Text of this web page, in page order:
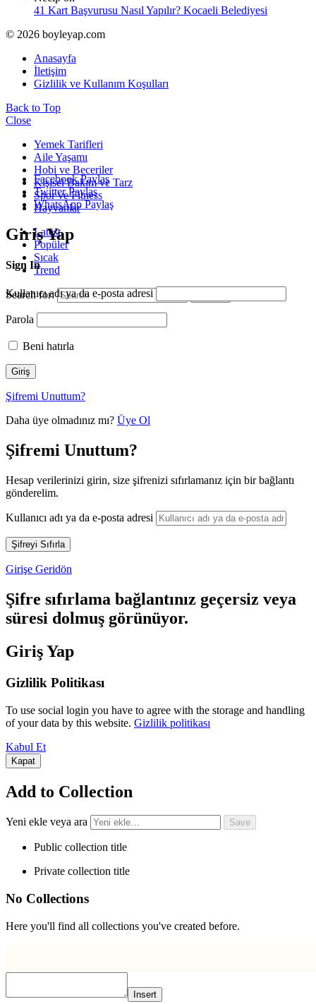
41 Kart Başvurusu Nasıl Yapılır? Kocaeli Belediyesi
© 2026 boyleyap.com
Anasayfa
İletişim
Gizlilik ve Kullanım Koşulları
Back to Top
Close
Yemek Tarifleri
Aile Yaşamı
Hobi ve Beceriler
Kişisel Bakım ve Tarz
Spor ve Fitness
Hayvanlar
Latest
Popüler
Sıcak
Trend
Search for:
Facebook Paylaş
Twitter Paylaş
WhatsApp Paylaş
Giriş Yap
Sign In
Kullanıcı adı ya da e-posta adresi
Parola
Beni hatırla
Şifremi Unuttum?
Daha üye olmadınız mı? Üye Ol
Şifremi Unuttum?
Hesap verilerinizi girin, size şifrenizi sıfırlamanız için bir bağlantı
gönderelim.
Kullanıcı adı ya da e-posta adresi
Girişe Geridön
Şifre sıfırlama bağlantınız geçersiz veya
süresi dolmuş görünüyor.
Giriş Yap
Gizlilik Politikası
To use social login you have to agree with the storage and handling
of your data by this website. Gizlilik politikası
Kabul Et
Kapat
Add to Collection
Yeni ekle veya ara
Public collection title
Private collection title
No Collections
Here you'll find all collections you've created before.
Insert